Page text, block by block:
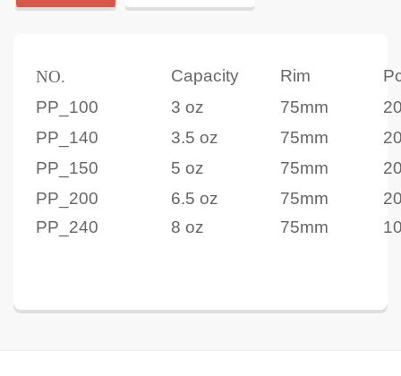
NO. Capacity Rim
PP_100
3 oz 75mm
PP_140
3.5 oz 75mm
PP_150
5 oz 75mm
PP_200
6.5 oz 75mm
PP_240
8 oz 75mm